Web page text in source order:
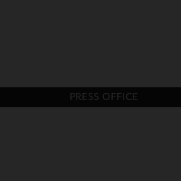
PRESS OFFICE